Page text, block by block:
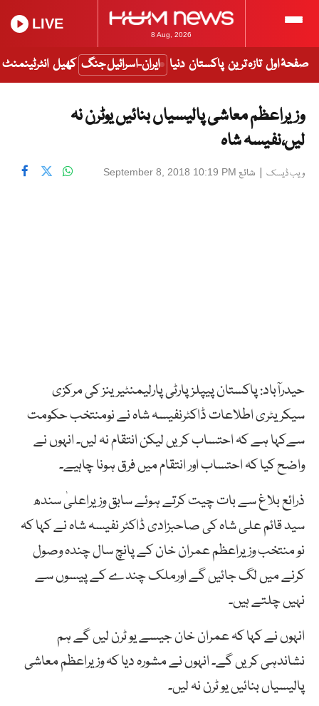
8 Aug, 2026
LIVE
صفحۂ اول تازہ ترین پاکستان دنیا ایران-اسرائیل جنگ کھیل انٹرٹینمنٹ
وزیراعظم معاشی پالیسیاں بنائیں یوٹرن نہ
لیں،نفیسہ شاہ
ویب ڈیسک | شائع September 8, 2018 10:19 PM
حیدرآباد: پاکستان پیپلزپارٹی پارلیمنٹیرینز کی مرکزی
سیکریٹری اطلاعات ڈاکٹرنفیسہ شاہ نے نومنتخب حکومت
سےکہا ہے کہ احتساب کریں لیکن انتقام نہ لیں۔ انہوں نے
واضح کیا کہ احتساب اور انتقام میں فرق ہونا چاہیے۔
ذرائع بلاغ سے بات چیت کرتے ہوئے سابق وزیراعلیٰ سندھ
سید قائم علی شاہ کی صاحبزادی ڈاکٹر نفیسہ شاہ نے کہا کہ
نو منتخب وزیراعظم عمران خان کے پانچ سال چندہ وصول
کرنے میں لگ جائیں گے اورملک چندے کے پیسوں سے
نہیں چلتے ہیں۔
انہوں نے کہا کہ عمران خان جیسے یو ٹرن لیں گے ہم
نشاندہی کریں گے۔ انہوں نے مشورہ دیا کہ وزیراعظم معاشی
پالیسیاں بنائیں یو ٹرن نہ لیں۔